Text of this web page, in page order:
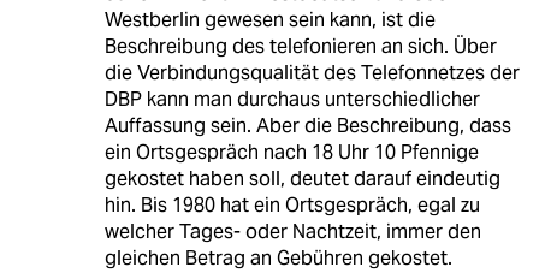
Westberlin gewesen sein kann, ist die
Beschreibung des telefonieren an sich. Über
die Verbindungsqualität des Telefonnetzes der
DBP kann man durchaus unterschiedlicher
Auffassung sein. Aber die Beschreibung, dass
ein Ortsgespräch nach 18 Uhr 10 Pfennige
gekostet haben soll, deutet darauf eindeutig
hin. Bis 1980 hat ein Ortsgespräch, egal zu
welcher Tages- oder Nachtzeit, immer den
gleichen Betrag an Gebühren gekostet.